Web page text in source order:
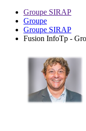
Groupe SIRAP
Groupe
Groupe SIRAP
Fusion InfoTp -